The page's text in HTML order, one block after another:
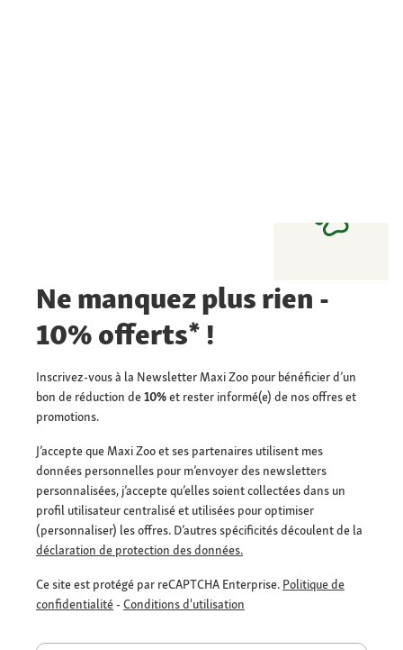
Ne manquez plus rien -
10% offerts* !
Inscrivez-vous à la Newsletter Maxi Zoo pour bénéficier d’un
bon de réduction de10%et rester informé(e) de nos offres et
promotions.
J’accepte que Maxi Zoo et ses partenaires utilisent mes
données personnelles pour m’envoyer des newsletters
personnalisées, j’accepte qu’elles soient collectées dans un
profil utilisateur centralisé et utilisées pour optimiser
(personnaliser) les offres. D’autres spécificités découlent de la
déclaration de protection des données.
Ce site est protégé par reCAPTCHA Enterprise. Politique de
confidentialité - Conditions d'utilisation